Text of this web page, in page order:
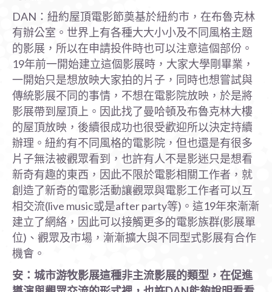
DAN：紐約屋頂電影節奠基於紐約市，在布魯克林
有辦公室。世界上有各種大大小小及不同風格主題
的影展，所以在申請投件時也可以注意這個部份。
19年前一開始建立這個影展時，大家大學剛畢業，
一開始只是想放映大家拍的片子，同時也想嘗試與
傳統影展不同的事情，不想在電影院放映，於是將
影展帶到屋頂上。因此找了曼哈頓及布魯克林大樓
的屋頂放映，後續很成功也很受歡迎所以決定持續
辦理。紐約有不同風格的電影院，但也還是有很多
片子無法被觀眾看到，也許有人不是影迷只是想看
新奇有趣的東西，因此不限於電影相關工作者，就
創造了新奇的電影活動讓觀眾與電影工作者可以互
相交流(live music或是after party等)。這19年來漸漸
建立了網絡，因此可以接觸更多的電影族群(影展單
位)、觀眾及市場，漸漸擴大與不同型式影展有合作
機會。
安：城市游牧影展這種非主流影展的類型，在促進